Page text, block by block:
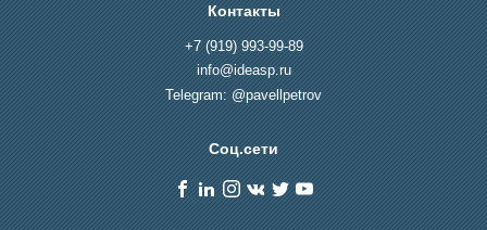
Контакты
+7 (919) 993-99-89
info@ideasp.ru
Telegram: @pavellpetrov
Соц.сети